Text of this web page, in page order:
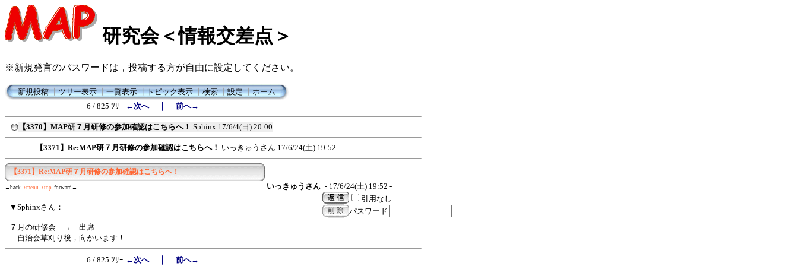
研究会＜情報交差点＞
※新規発言のパスワードは，投稿する方が自由に設定してください。
新規投稿┃ツリー表示┃一覧表示┃トピック表示┃検索┃設定┃ホーム
6 / 825 ﾂﾘｰ ←次へ｜ 前へ→
【3370】MAP研７月研修の参加確認はこちらへ！ Sphinx 17/6/4(日) 20:00
【3371】Re:MAP研７月研修の参加確認はこちらへ！ いっきゅうさん 17/6/24(土) 19:52
【3371】Re:MAP研７月研修の参加確認はこちらへ！
←back ↑menu ↑top forward→ いっきゅうさん - 17/6/24(土) 19:52 -
引用なし
パスワード
▼Sphinxさん：
７月の研修会 → 出席
自治会草刈り後，向かいます！
6 / 825 ﾂﾘｰ ←次へ｜ 前へ→